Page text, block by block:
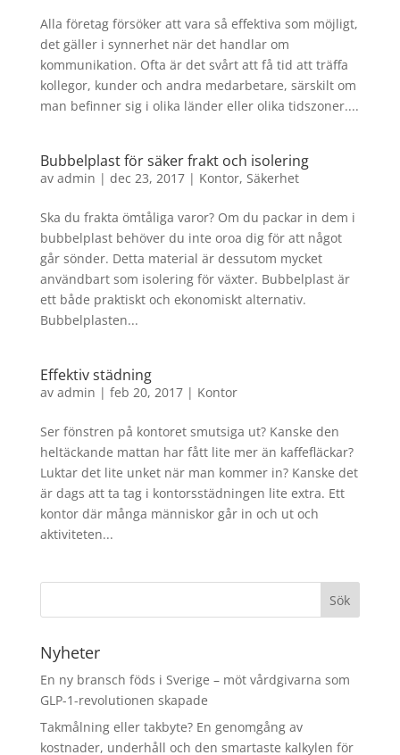
Alla företag försöker att vara så effektiva som möjligt,
det gäller i synnerhet när det handlar om
kommunikation. Ofta är det svårt att få tid att träffa
kollegor, kunder och andra medarbetare, särskilt om
man befinner sig i olika länder eller olika tidszoner....
Bubbelplast för säker frakt och isolering
av admin | dec 23, 2017| Kontor, Säkerhet
Ska du frakta ömtåliga varor? Om du packar in dem i
bubbelplast behöver du inte oroa dig för att något
går sönder. Detta material är dessutom mycket
användbart som isolering för växter. Bubbelplast är
ett både praktiskt och ekonomiskt alternativ.
Bubbelplasten...
Effektiv städning
av admin | feb 20, 2017| Kontor
Ser fönstren på kontoret smutsiga ut? Kanske den
heltäckande mattan har fått lite mer än kaffefläckar?
Luktar det lite unket när man kommer in? Kanske det
är dags att ta tag i kontorsstädningen lite extra. Ett
kontor där många människor går in och ut och
aktiviteten...
Nyheter
En ny bransch föds i Sverige – möt vårdgivarna som
GLP-1-revolutionen skapade
Takmålning eller takbyte? En genomgång av
kostnader, underhåll och den smartaste kalkylen för